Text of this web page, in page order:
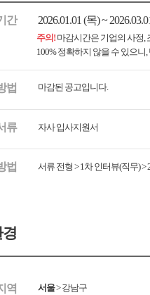
간 2026.01.01 (목) ~
주의! 마감시간은 기업의 사정,
100% 정확하지 않을 수 있으
법 마감된 공고입니다.
류 자사 입사지원서
법 서류 전형 > 1차 인터뷰(직무) >
역 서울>강남구